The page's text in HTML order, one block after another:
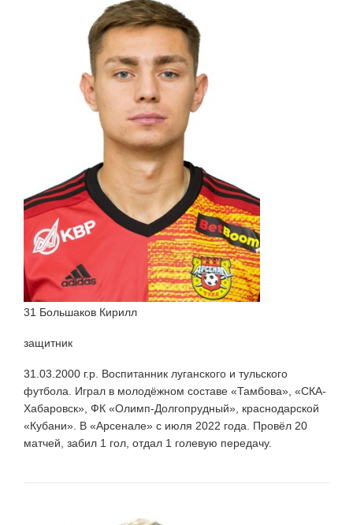
31 Большаков Кирилл
защитник
31.03.2000 г.р. Воспитанник луганского и тульского
футбола. Играл в молодёжном составе «Тамбова», «СКА-
Хабаровск», ФК «Олимп-Долгопрудный», краснодарской
«Кубани». В «Арсенале» с июля 2022 года. Провёл 20
матчей, забил 1 гол, отдал 1 голевую передачу.